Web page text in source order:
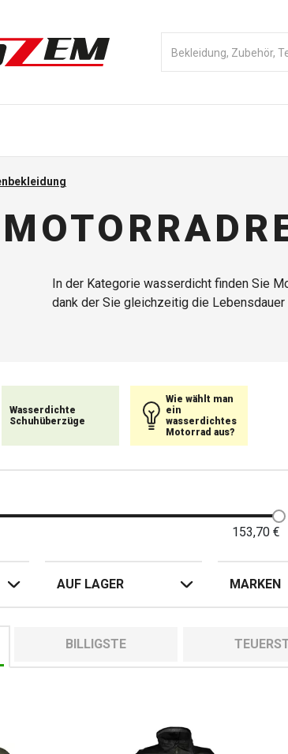
In der Kategorie wasserdicht finden Sie
dank der Sie gleichzeitig die
Elementen ausgestattet, so dass Sie
Handschuhe, wasserdichte
Wasserdichte
Schuhüberzüge
Wie wählt man
ein
wasserdichtes
Motorrad aus?
153,70 €
AUF LAGER MARKEN
BILLIGSTE